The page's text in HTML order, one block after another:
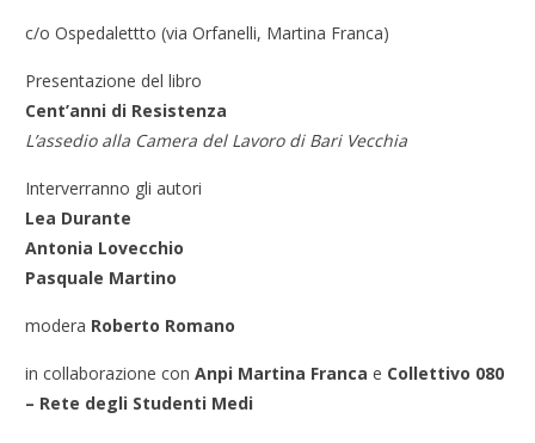
c/o Ospedalettto (via Orfanelli, Martina Franca)
Presentazione del libro
Cent’anni di Resistenza
L’assedio alla Camera del Lavoro di Bari Vecchia
Interverranno gli autori
Lea Durante
Antonia Lovecchio
Pasquale Martino
modera Roberto Romano
in collaborazione conAnpi Martina Franca e Collettivo 080
– Rete degli Studenti Medi